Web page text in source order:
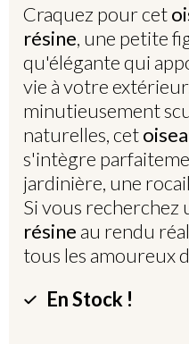
Craquez pour cet
résine, une petite
qu'élégante qui
vie à votre
minutieusement
naturelles, cet
s'intègre
jardinière, une
Si vous recherchez
résine au rendu
tous les amoureux
En Stock !